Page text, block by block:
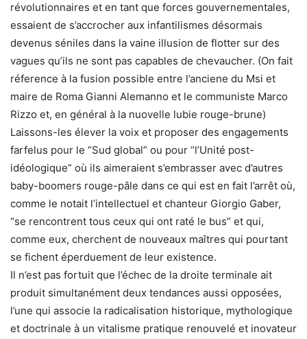
révolutionnaires et en tant que forces gouvernementales,
essaient de s’accrocher aux infantilismes désormais
devenus séniles dans la vaine illusion de flotter sur des
vagues qu’ils ne sont pas capables de chevaucher. (On fait
réference à la fusion possible entre l’anciene du Msi et
maire de Roma Gianni Alemanno et le communiste Marco
Rizzo et, en général à la nuovelle lubie rouge-brune)
Laissons-les élever la voix et proposer des engagements
farfelus pour le “Sud global” ou pour “l’Unité post-
idéologique” où ils aimeraient s’embrasser avec d’autres
baby-boomers rouge-pâle dans ce qui est en fait l’arrêt où,
comme le notait l’intellectuel et chanteur Giorgio Gaber,
“se rencontrent tous ceux qui ont raté le bus” et qui,
comme eux, cherchent de nouveaux maîtres qui pourtant
se fichent éperduement de leur existence.
Il n’est pas fortuit que l’échec de la droite terminale ait
produit simultanément deux tendances aussi opposées,
l’une qui associe la radicalisation historique, mythologique
et doctrinale à un vitalisme pratique renouvelé et inovateur